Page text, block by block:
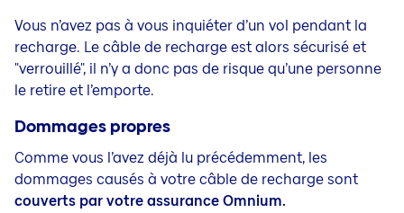
Vous n’avez pas à vous inquiéter d’un vol pendant la
recharge. Le câble de recharge est alors sécurisé et
"verrouillé", il n’y a donc pas de risque qu’une personne
le retire et l’emporte.
Dommages propres
Comme vous l’avez déjà lu précédemment, les
dommages causés à votre câble de recharge sont
couverts par votre assurance Omnium.